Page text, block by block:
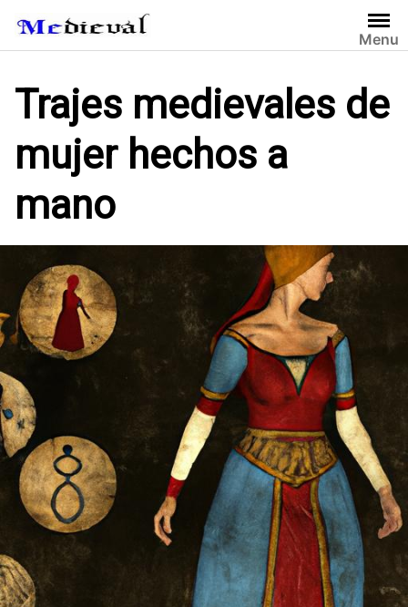
l
t
i
d
Menu
Trajes medievales de
mujer hechos a
mano